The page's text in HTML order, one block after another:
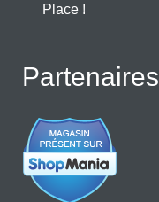
Place !
Partenaires